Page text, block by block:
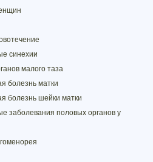
синехии
малого таза
болезнь матки
болезнь шейки матки
заболевания половых органов у